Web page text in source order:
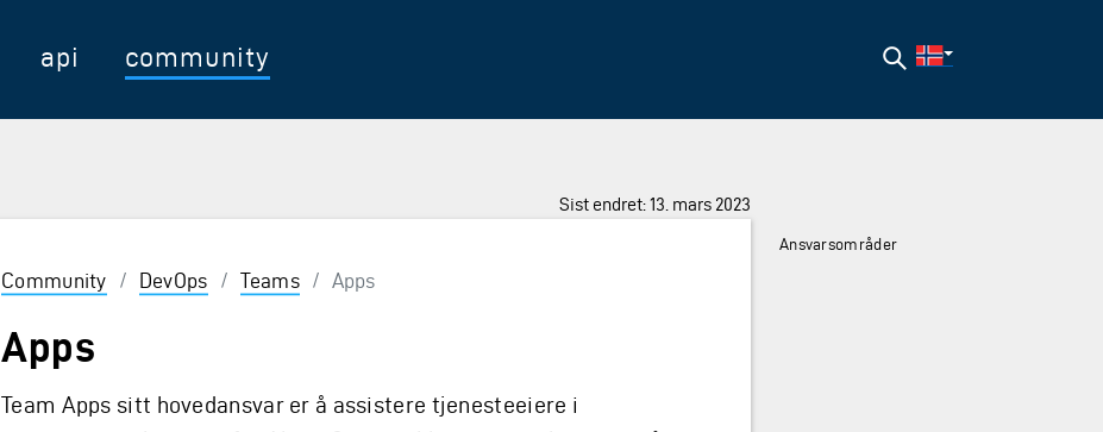
api community Søk
Sist endret: 13. mars 2023
Community / DevOps / Teams / Apps
Apps
Team Apps sitt hovedansvar er å assistere tjenesteeiere i
Ansvarsområder